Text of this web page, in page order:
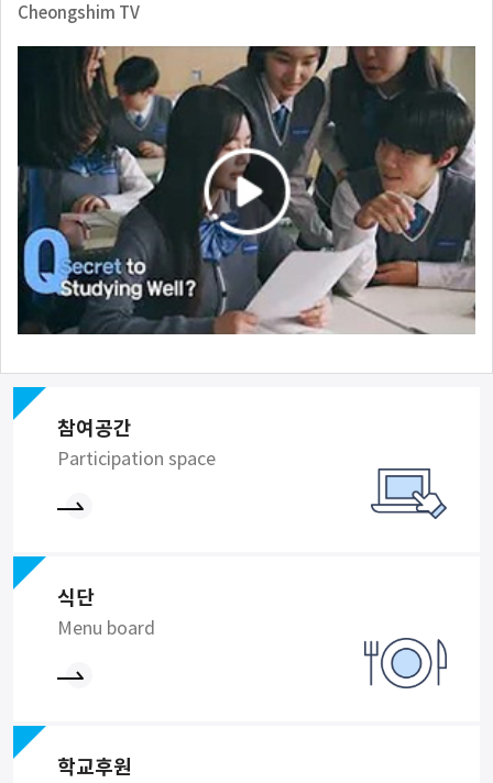
Cheongshim TV
참여공간
Participation space
식단
Menu board
학교후원